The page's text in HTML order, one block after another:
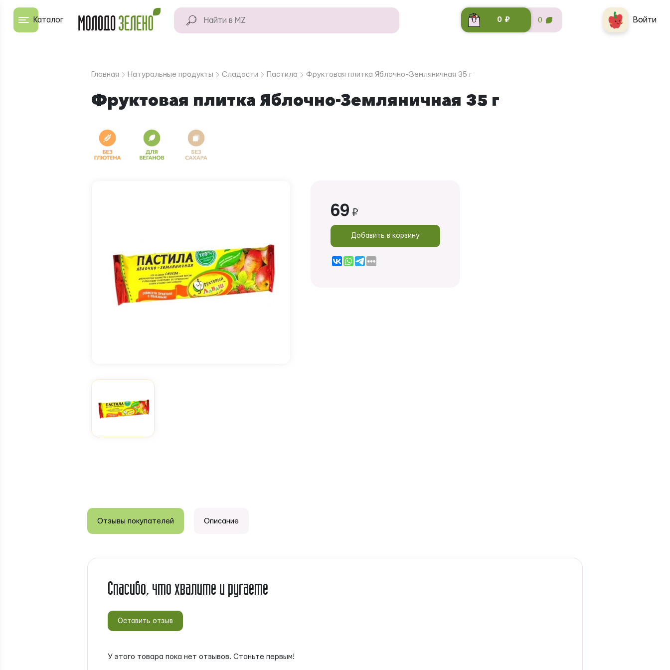
Натуральные
Каталог 0 ₽ 0 Войти
Главная Натуральные продукты Сладости Пастила Фруктовая плитка Яблочно-Земляничная 35 г
Фруктовая плитка Яблочно-Земляничная 35 г
69 ₽
Добавить в корзину
Отзывы покупателей Описание
Спасибо, что хвалите и ругаете
Оставить отзыв
У этого товара пока нет отзывов. Станьте первым!